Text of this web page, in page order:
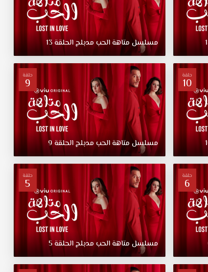
مسلسل متاهة الحبمدبلج الحلقة13
حلقة
10
حلقة
9
مسلسل متاهة الحبمدبلج الحلقة9
حلقة
6
حلقة
5
مسلسل متاهة الحبمدبلج الحلقة5